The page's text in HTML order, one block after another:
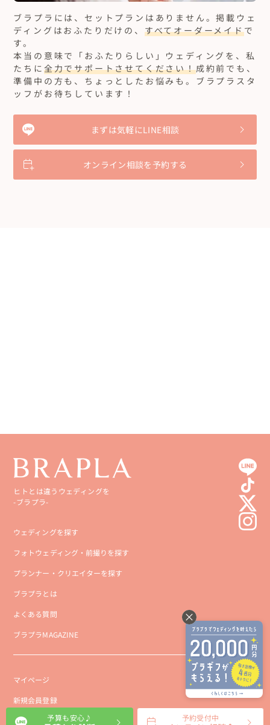
ブラプラには、セットプランはありません。掲載ウェ
ディングはおふたりだけの、 すべてオーダーメイドで
す。
本当の意味で「おふたりらしい」ウェディングを、私
たちに 全力でサポートさせてください！成約前でも、
準備中の方も、ちょっとしたお悩みも。ブラプラスタ
ッフがお待ちしています！
まずは気軽にLINE相談
オンライン相談を予約する
ヒトとは違うウェディングを
-ブラプラ-
ウェディングを探す
フォトウェディング・前撮りを探す
プランナー・クリエイターを探す
ブラプラとは
よくある質問
ブラプラMAGAZINE
マイページ
新規会員登録
会社概要
予算も安心♪ 予約受付中